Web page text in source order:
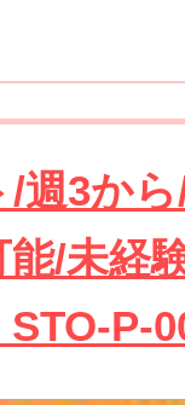
週3か
能/未経
P-